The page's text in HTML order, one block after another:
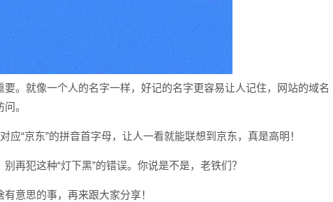
。就像一个人的名字一样，好记的名字更容易让人记住，网站的域名
。
“京东”的拼音首字母，让人一看就能联想到京东，真是高明！
再犯这种“灯下黑”的错误。你说是不是，老铁们？
意思的事，再来跟大家分享！